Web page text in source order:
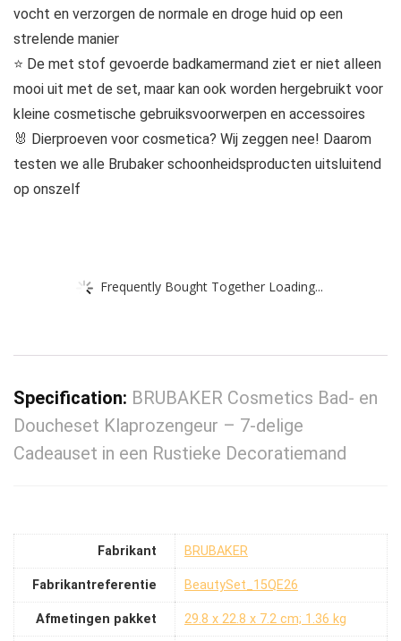
vocht en verzorgen de normale en droge huid op een
strelende manier
⭐ De met stof gevoerde badkamermand ziet er niet alleen
mooi uit met de set, maar kan ook worden hergebruikt voor
kleine cosmetische gebruiksvoorwerpen en accessoires
🐰 Dierproeven voor cosmetica? Wij zeggen nee! Daarom
testen we alle Brubaker schoonheidsproducten uitsluitend
op onszelf
Frequently Bought Together Loading...
Specification: BRUBAKER Cosmetics Bad- en
Doucheset Klaprozengeur – 7-delige
Cadeauset in een Rustieke Decoratiemand
Fabrikant ‎BRUBAKER
Fabrikantreferentie ‎BeautySet_15QE26
Afmetingen pakket ‎29.8 x 22.8 x 7.2 cm; 1.36 kg